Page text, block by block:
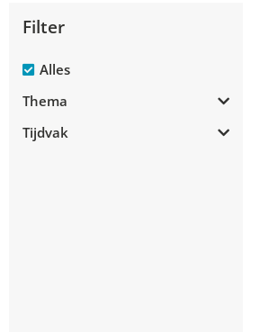
Filter
Alles
Thema
Tijdvak